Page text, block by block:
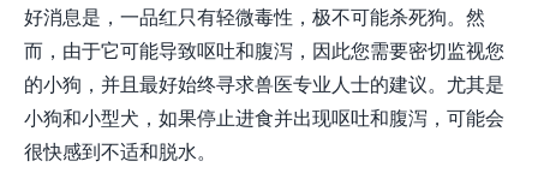
好消息是，一品红只有轻微毒性，极不可能杀死狗。然
而，由于它可能导致呕吐和腹泻，因此您需要密切监视您
的小狗，并且最好始终寻求兽医专业人士的建议。尤其是
小狗和小型犬，如果停止进食并出现呕吐和腹泻，可能会
很快感到不适和脱水。